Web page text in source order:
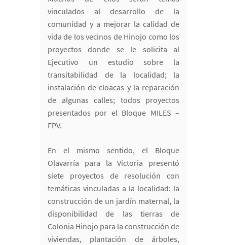
vinculados al desarrollo de la
comunidad y a mejorar la calidad de
vida de los vecinos de Hinojo como los
proyectos donde se le solicita al
Ejecutivo un estudio sobre la
transitabilidad de la localidad; la
instalación de cloacas y la reparación
de algunas calles; todos proyectos
presentados por el Bloque MILES –
FPV.
En el mismo sentido, el Bloque
Olavarría para la Victoria presentó
siete proyectos de resolución con
temáticas vinculadas a la localidad: la
construcción de un jardín maternal, la
disponibilidad de las tierras de
Colonia Hinojo para la construcción de
viviendas, plantación de árboles,